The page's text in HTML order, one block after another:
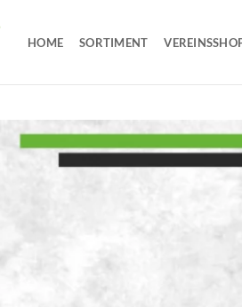
HOME SORTIMENT